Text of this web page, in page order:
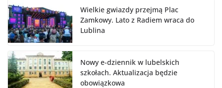
Wielkie gwiazdy przejmą Plac
Zamkowy. Lato z Radiem wraca do
Lublina
Nowy e-dziennik w lubelskich
szkołach. Aktualizacja będzie
obowiązkowa